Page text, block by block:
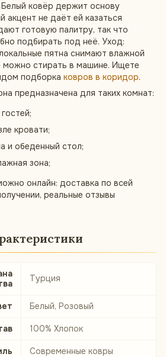
ковёр держит основу
акцент не даёт ей казаться
готовую палитру, так что
подбирать под неё. Уход:
пятна снимают влажной
можно стирать в машине. Ищете
подборка ковров в коридор.
предназначена для таких комнат:
кровати;
и обеденный стол;
зона;
онлайн: доставка по всей
реальные отзывы
Турция
Белый, Розовый
100% Хлопок
Современные ковры